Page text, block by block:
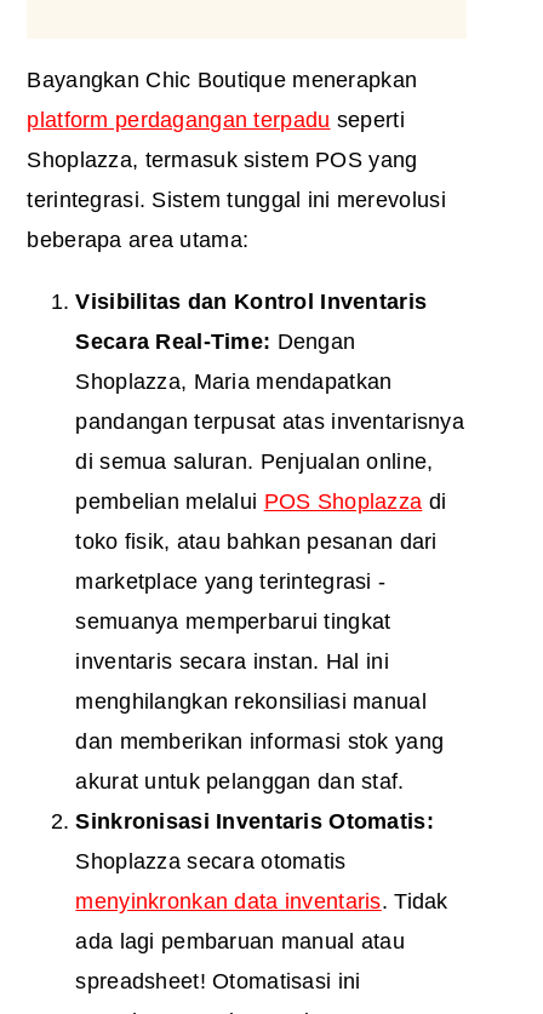
Bayangkan Chic Boutique menerapkan
platform perdagangan terpadu seperti
Shoplazza, termasuk sistem POS yang
terintegrasi. Sistem tunggal ini merevolusi
beberapa area utama:
Visibilitas dan Kontrol Inventaris
Secara Real-Time: Dengan
Shoplazza, Maria mendapatkan
pandangan terpusat atas inventarisnya
di semua saluran. Penjualan online,
pembelian melalui POS Shoplazza di
toko fisik, atau bahkan pesanan dari
marketplace yang terintegrasi -
semuanya memperbarui tingkat
inventaris secara instan. Hal ini
menghilangkan rekonsiliasi manual
dan memberikan informasi stok yang
akurat untuk pelanggan dan staf.
Sinkronisasi Inventaris Otomatis:
Shoplazza secara otomatis
menyinkronkan data inventaris. Tidak
ada lagi pembaruan manual atau
spreadsheet! Otomatisasi ini